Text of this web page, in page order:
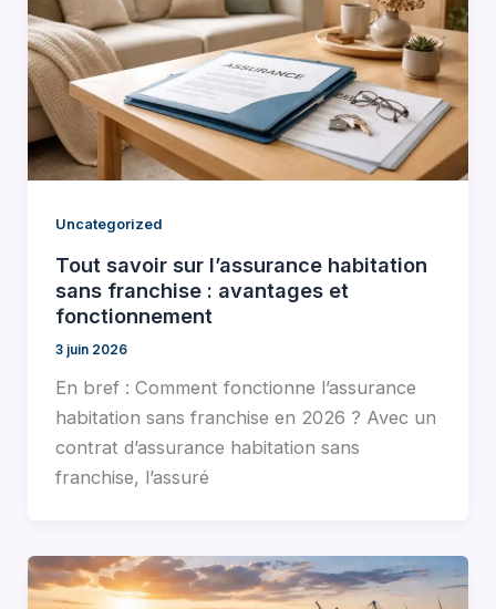
Uncategorized
Tout savoir sur l’assurance habitation
sans franchise : avantages et
fonctionnement
3 juin 2026
En bref : Comment fonctionne l’assurance
habitation sans franchise en 2026 ? Avec un
contrat d’assurance habitation sans
franchise, l’assuré